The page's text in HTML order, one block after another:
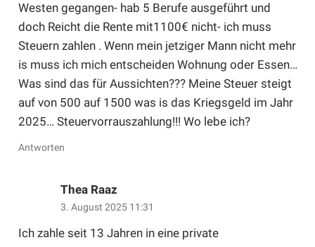
Westen gegangen- hab 5 Berufe ausgeführt und
doch Reicht die Rente mit1100€ nicht- ich muss
Steuern zahlen . Wenn mein jetziger Mann nicht mehr
is muss ich mich entscheiden Wohnung oder Essen…
Was sind das für Aussichten??? Meine Steuer steigt
auf von 500 auf 1500 was is das Kriegsgeld im Jahr
2025… Steuervorrauszahlung!!! Wo lebe ich?
Antworten
Thea Raaz
3. August 2025 11:31
Ich zahle seit 13 Jahren in eine private